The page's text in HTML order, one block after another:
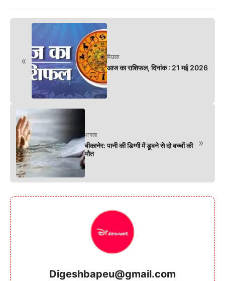
« पिछला
आज का राशिफल, दिनांक : 21 मई 2026
अगला
बीकानेर: पानी की डिग्गी में डूबने से दो बच्चों की
मौत
»
Digeshbapeu@gmail.com